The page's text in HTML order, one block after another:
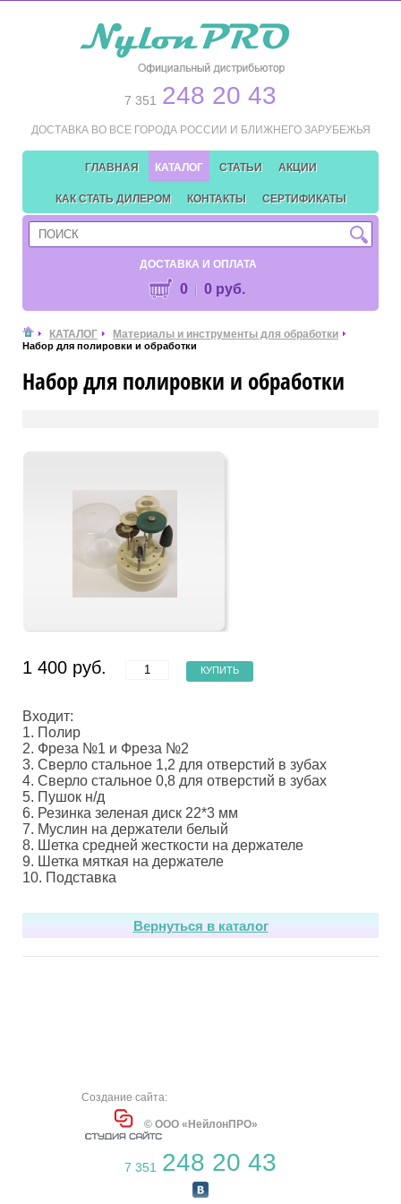
7 351 248 20 43
ДОСТАВКА ВО ВСЕ ГОРОДА РОССИИ И БЛИЖНЕГО ЗАРУБЕЖЬЯ
ГЛАВНАЯ КАТАЛОГ СТАТЬИ АКЦИИ
КАК СТАТЬ ДИЛЕРОМ КОНТАКТЫ СЕРТИФИКАТЫ
ДОСТАВКА И ОПЛАТА
0 0 руб.
КАТАЛОГ Материалы и инструменты для обработки
Набор для полировки и обработки
Набор для полировки и обработки
1 400 руб. КУПИТЬ
Входит:
1. Полир
2. Фреза №1 и Фреза №2
3. Сверло стальное 1,2 для отверстий в зубах
4. Сверло стальное 0,8 для отверстий в зубах
5. Пушок н/д
6. Резинка зеленая диск 22*3 мм
7. Муслин на держатели белый
8. Шетка средней жесткости на держателе
9. Шетка мяткая на держателе
10. Подставка
Вернуться в каталог
© ООО «НейлонПРО»
7 351 248 20 43
Создание сайта: